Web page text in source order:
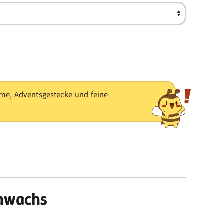
Adventsgestecke und feine